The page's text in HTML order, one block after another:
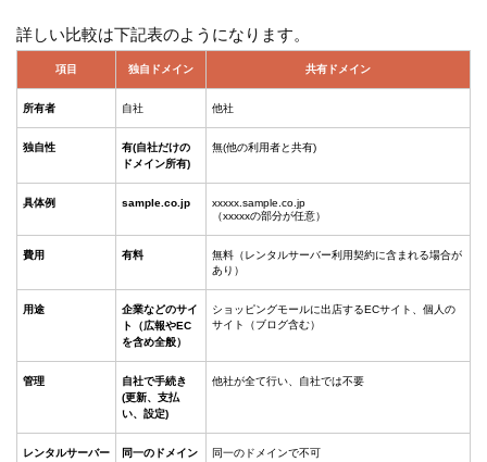
詳しい比較は下記表のようになります。
項目 独自ドメイン 共有ドメイン
所有者 自社 他社
独自性
有(自社だけの
ドメイン所有)
無(他の利用者と共有)
具体例 sample.co.jp
xxxxx.sample.co.jp
（xxxxxの部分が任意）
費用 有料
無料（レンタルサーバー利用契約に含まれる場合が
あり）
用途
企業などのサイ
ト（広報やEC
を含め全般）
ショッピングモールに出店するECサイト、個人の
サイト（ブログ含む）
管理
自社で手続き
(更新、支払
い、設定)
他社が全て行い、自社では不要
レンタルサーバー
同一のドメイン
同一のドメインで不可